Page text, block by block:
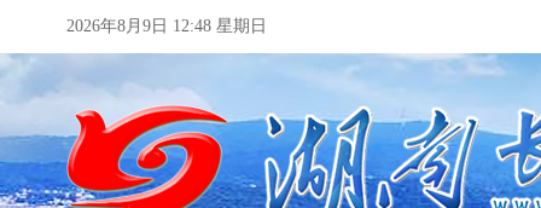
2026年8月9日 12:48 星期日